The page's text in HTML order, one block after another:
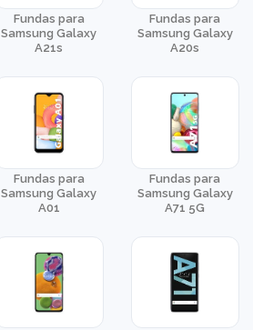
Fundas para
Samsung Galaxy
A21s
Fundas para
Samsung Galaxy
A20s
Fundas para
Samsung Galaxy
A01
Fundas para
Samsung Galaxy
A71 5G